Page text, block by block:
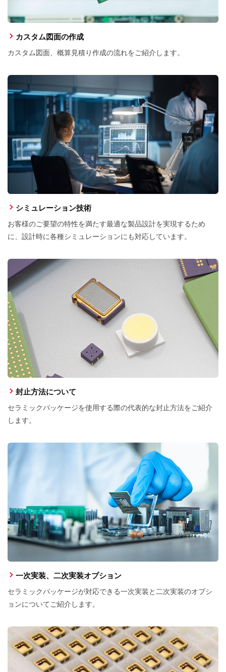
カスタム図面の作成
カスタム図面、概算見積り作成の流れをご紹介します。
シミュレーション技術
お客様のご要望の特性を満たす最適な製品設計を実現するため
に、設計時に各種シミュレーションにも対応しています。
封止方法について
セラミックパッケージを使用する際の代表的な封止方法をご紹介
します。
一次実装、二次実装オプション
セラミックパッケージが対応できる一次実装と二次実装のオプシ
ョンについてご紹介します。